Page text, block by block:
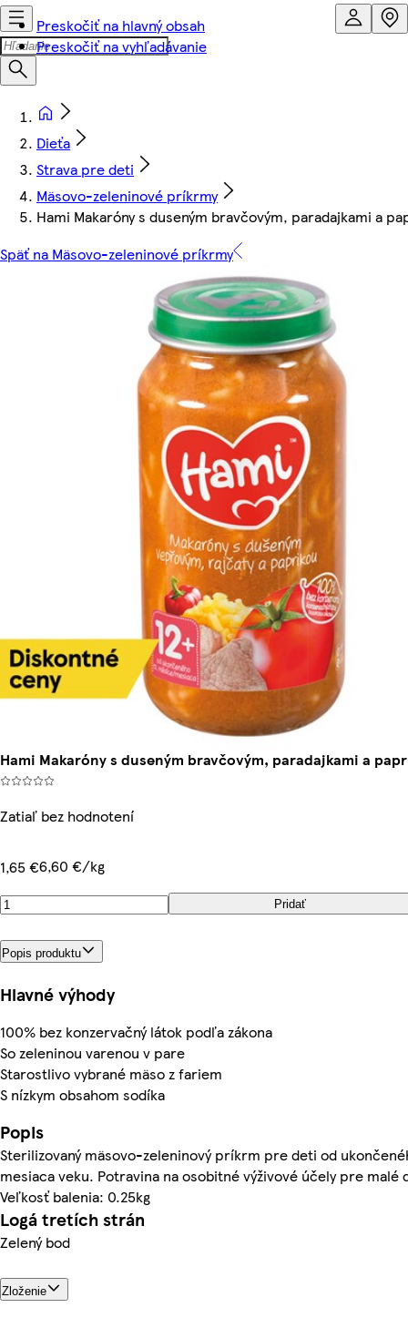
Preskočiť na hlavný obsah
Preskočiť na vyhľadávanie
Dieťa
Strava pre deti
Mäsovo-zeleninové príkrmy
Hami Makaróny s duseným bravčovým, paradajkami a
Späť na Mäsovo-zeleninové príkrmy
Hami Makaróny s duseným bravčovým, paradajkami a
Zatiaľ bez hodnotení
1,65 €6,60 €/kg
Pridať
Popis produktu
Hlavné výhody
100% bez konzervačný látok podľa zákona
So zeleninou varenou v pare
Starostlivo vybrané mäso z fariem
S nízkym obsahom sodíka
Popis
Sterilizovaný mäsovo-zeleninový príkrm pre deti od
mesiaca veku. Potravina na osobitné výživové účely pre malé
Veľkosť balenia: 0.25kg
Logá tretích strán
Zelený bod
Zloženie